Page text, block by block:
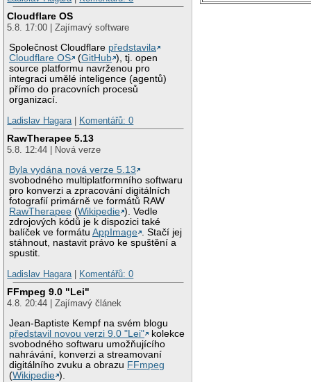
Cloudflare OS
5.8. 17:00 | Zajímavý software
Společnost Cloudflare představila
Cloudflare OS
(GitHub ), tj. open
source platformu navrženou pro
integraci umělé inteligence (agentů)
přímo do pracovních procesů
organizací.
Ladislav Hagara
Komentářů: 0
RawTherapee 5.13
5.8. 12:44 | Nová verze
Byla vydána nová verze 5.13
svobodného multiplatformního softwaru
pro konverzi a zpracování digitálních
fotografií primárně ve formátů RAW
RawTherapee (Wikipedie ). Vedle
zdrojových kódů je k dispozici také
balíček ve formátuAppImage . Stačí jej
stáhnout, nastavit právo ke spuštění a
spustit.
Ladislav Hagara
Komentářů: 0
FFmpeg 9.0 "Lei"
4.8. 20:44 | Zajímavý článek
Jean-Baptiste Kempf na svém blogu
představil novou verzi 9.0 "Lei"
kolekce
svobodného softwaru umožňujícího
nahrávání, konverzi a streamovaní
digitálního zvuku a obrazu FFmpeg
(Wikipedie ).